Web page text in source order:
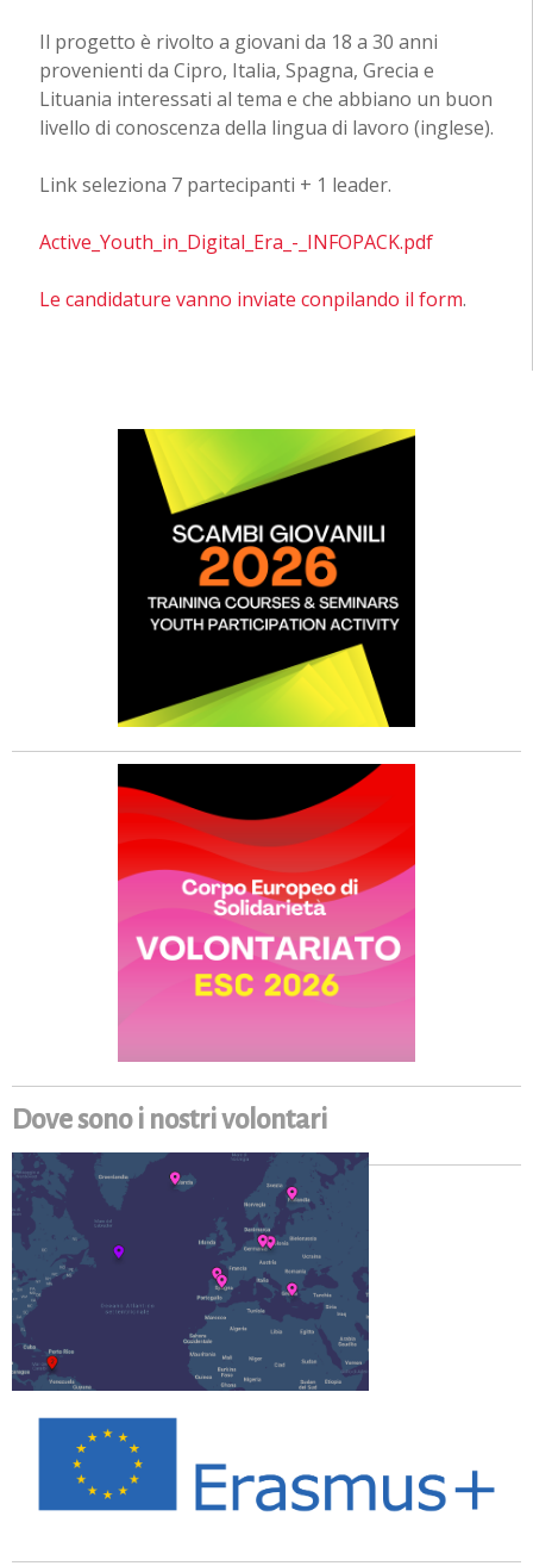
Il progetto è rivolto a giovani da 18 a 30 anni
provenienti da Cipro, Italia, Spagna, Grecia e
Lituania interessati al tema e che abbiano un buon
livello di conoscenza della lingua di lavoro (inglese).
Link seleziona 7 partecipanti + 1 leader.
Active_Youth_in_Digital_Era_-_INFOPACK.pdf
Le candidature vanno inviate conpilando il form.
Dove sono i nostri volontari